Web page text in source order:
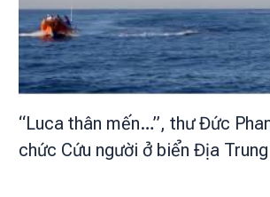
“Luca thân mến…”, thư Đức
chức Cứu người ở biển Địa